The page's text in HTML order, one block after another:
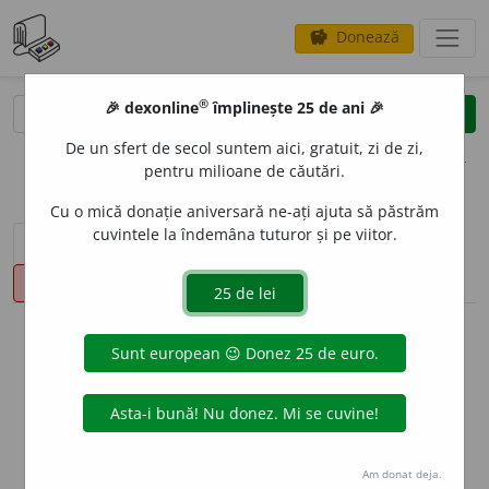
savings Donează
clear
opțiuni
sinteza definițiilor (1) definiții (27)
declinări
info
Aceste definiții sunt compilate de
echipa dexonline. Definițiile
originale se află pe filadefiniții.
Puteți reordona filele pe pagina de
🎉 dexonline® împlinește 25 de ani 🎉
De un sfert de secol suntem aici, gratuit, zi de zi,
pentru milioane de căutări.
Cu o mică donație aniversară ne-ați ajuta să păstrăm
cuvintele la îndemâna tuturor și pe viitor.
Am donat deja.